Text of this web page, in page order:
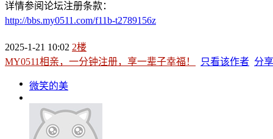
详情参阅论坛注册条款：
http://bbs.my0511.com/f11b-t2789156z
2025-1-21 10:02 2楼
MY0511相亲，一分钟注册，享一辈子幸福！
只看该作者 分
微笑的美